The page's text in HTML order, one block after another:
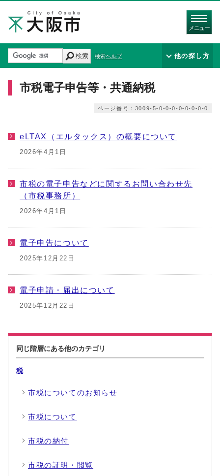
メニュー
検索 検索ヘルプ 他の探し方
市税電子申告等・共通納税
ページ番号：3009-5-0-0-0-0-0-0-0-0
eLTAX（エルタックス）の概要について
2026年4月1日
市税の電子申告などに関するお問い合わせ先
（市税事務所）
2026年4月1日
電子申告について
2025年12月22日
電子申請・届出について
2025年12月22日
同じ階層にある他のカテゴリ
税
市税についてのお知らせ
市税について
市税の納付
市税の証明・閲覧